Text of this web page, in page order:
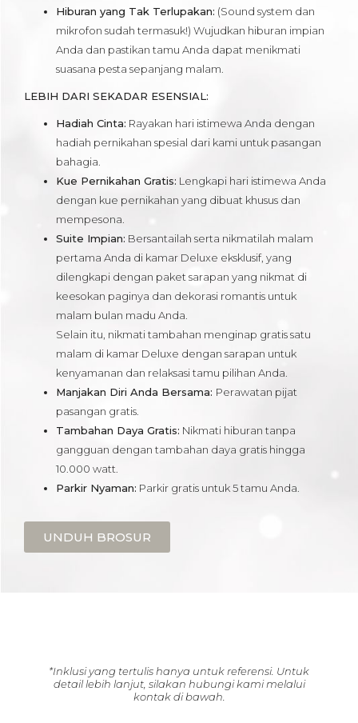
Hiburan yang Tak Terlupakan: (Sound system dan
mikrofon sudah termasuk!) Wujudkan hiburan impian
Anda dan pastikan tamu Anda dapat menikmati
suasana pesta sepanjang malam.
LEBIH DARI SEKADAR ESENSIAL:
Hadiah Cinta: Rayakan hari istimewa Anda dengan
hadiah pernikahan spesial dari kami untuk pasangan
bahagia.
Kue Pernikahan Gratis: Lengkapi hari istimewa Anda
dengan kue pernikahan yang dibuat khusus dan
mempesona.
Suite Impian: Bersantailah serta nikmatilah malam
pertama Anda di kamar Deluxe eksklusif, yang
dilengkapi dengan paket sarapan yang nikmat di
keesokan paginya dan dekorasi romantis untuk
malam bulan madu Anda.
Selain itu, nikmati tambahan menginap gratis satu
malam di kamar Deluxe dengan sarapan untuk
kenyamanan dan relaksasi tamu pilihan Anda.
Manjakan Diri Anda Bersama: Perawatan pijat
pasangan gratis.
Tambahan Daya Gratis: Nikmati hiburan tanpa
gangguan dengan tambahan daya gratis hingga
10.000 watt.
Parkir Nyaman: Parkir gratis untuk 5 tamu Anda.
UNDUH BROSUR
*Inklusi yang tertulis hanya untuk referensi. Untuk
detail lebih lanjut, silakan hubungi kami melalui
kontak di bawah.